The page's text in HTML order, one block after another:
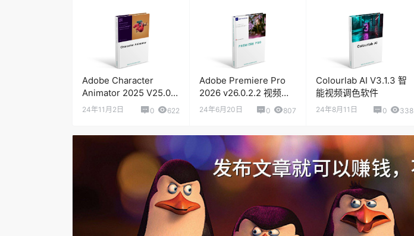
Adobe Character
Animator 2025 V25.0.0
2d 角色动画设计软件
24年11月2日 0 622
Adobe Premiere Pro
2026 v26.0.2.2 视频剪
辑软件
24年6月20日 0 807
Colourlab AI V3.1.3 智
能视频调色软件
24年8月11日 0 338